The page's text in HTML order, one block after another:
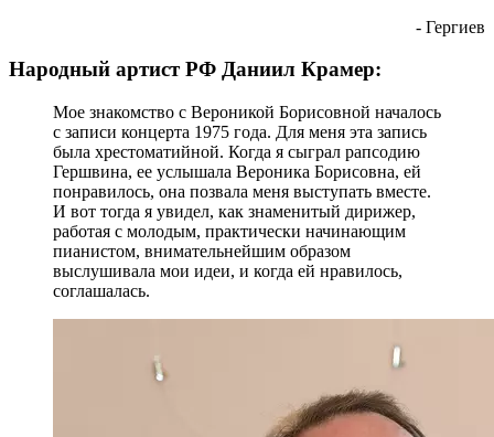
- Гергиев
Народный артист РФ Даниил Крамер:
Мое знакомство с Вероникой Борисовной началось
с записи концерта 1975 года. Для меня эта запись
была хрестоматийной. Когда я сыграл рапсодию
Гершвина, ее услышала Вероника Борисовна, ей
понравилось, она позвала меня выступать вместе.
И вот тогда я увидел, как знаменитый дирижер,
работая с молодым, практически начинающим
пианистом, внимательнейшим образом
выслушивала мои идеи, и когда ей нравилось,
соглашалась.